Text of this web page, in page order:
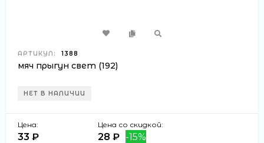
АРТИКУЛ: 1388
мяч прыгун свет (192)
НЕТ В НАЛИЧИИ
Цена:
33 ₽
Цена со скидкой:
28 ₽ -15%